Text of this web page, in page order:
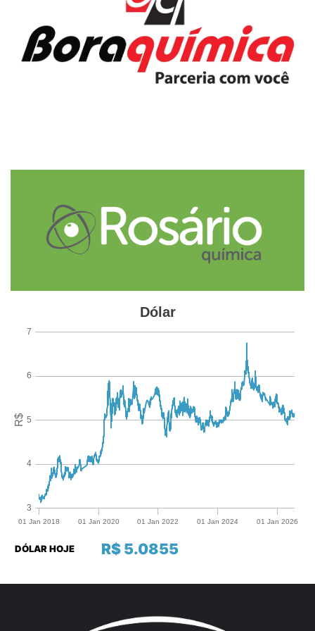
na manutenção de um “tarifaço” sobre manufaturas
brasileiras. O mercado agora aguarda o possível encontro
entre os presidentes Lula e Trump, agendado para março,
que pode definir a retirada de barreiras comerciais, que
atualmente estão em 15%, sendo a tarifa global por parte
R$ 5.0855
DÓLAR HOJE